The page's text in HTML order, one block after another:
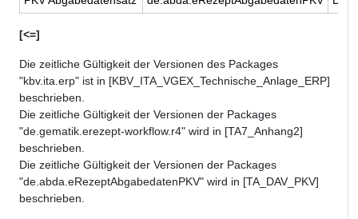
[<=]
Die zeitliche Gültigkeit der Versionen des Packages
"kbv.ita.erp" ist in [KBV_ITA_VGEX_Technische_Anlage_ERP]
beschrieben.
Die zeitliche Gültigkeit der Versionen der Packages
"de.gematik.erezept-workflow.r4" wird in [TA7_Anhang2]
beschrieben.
Die zeitliche Gültigkeit der Versionen der Packages
"de.abda.eRezeptAbgabedatenPKV" wird in [TA_DAV_PKV]
beschrieben.